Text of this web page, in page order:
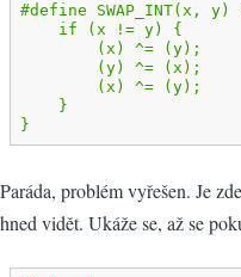
#define SWAP_INT(x,
if (x != y) {
(x) ^= (y);
(y) ^= (x);
(x) ^= (y);
}
}
Paráda, problém vyřešen. Je
hned vidět. Ukáže se, až se